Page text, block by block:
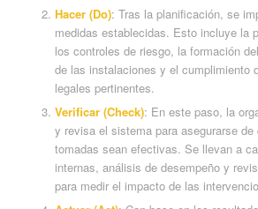
Hacer (Do): Tras la planificación, se
medidas establecidas. Esto incluye la
los controles de riesgo, la formación
de las instalaciones y el cumplimiento
legales pertinentes.
Verificar (Check): En este paso, la
y revisa el sistema para asegurarse
tomadas sean efectivas. Se llevan a
internas, análisis de desempeño y
para medir el impacto de las